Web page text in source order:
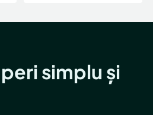
simplu și